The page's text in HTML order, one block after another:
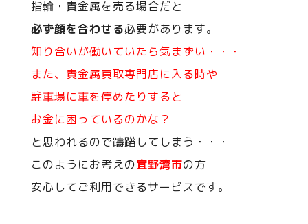
指輪・貴金属を売る場合だと
必ず顔を合わせる必要があります。
知り合いが働いていたら気まずい・・・
また、貴金属買取専門店に入る時や
駐車場に車を停めたりすると
お金に困っているのかな？
と思われるので躊躇してしまう・・・
このようにお考えの宜野湾市の方
安心してご利用できるサービスです。